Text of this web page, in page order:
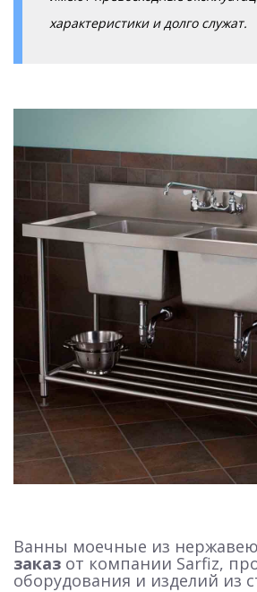
характеристики и долго служат.
Ванны моечные из
заказ от компании Sarfiz,
оборудования и изделий из